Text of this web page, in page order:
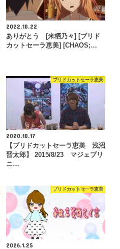
2022.10.22
ありがとう [来栖乃々] [ブリド
カットセーラ恵美] [CHAOS;…
ブリドカットセーラ恵美
2020.10.17
【ブリドカットセーラ恵美 浅沼
晋太郎】 2015/8/23 マジェプリ
ニ…
ブリドカットセーラ恵美
2026.1.25